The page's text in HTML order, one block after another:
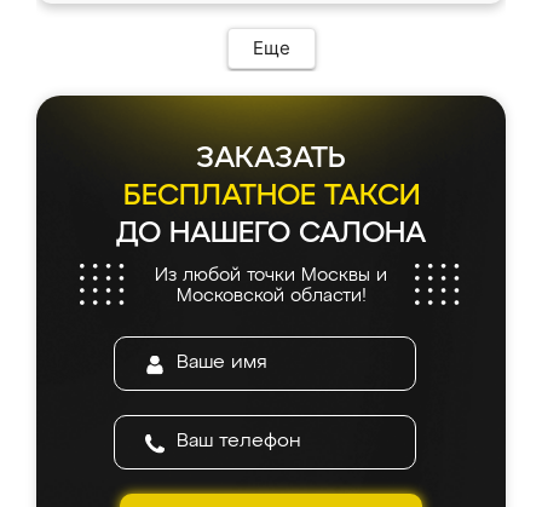
мебель сразу встала на свое место без
каких-либо доработок. Качеством осталась
довольна, все выглядит так, как и ожидала.
Еще
ЗАКАЗАТЬ
БЕСПЛАТНОЕ ТАКСИ
ДО НАШЕГО САЛОНА
Из любой точки Москвы и
Московской области!